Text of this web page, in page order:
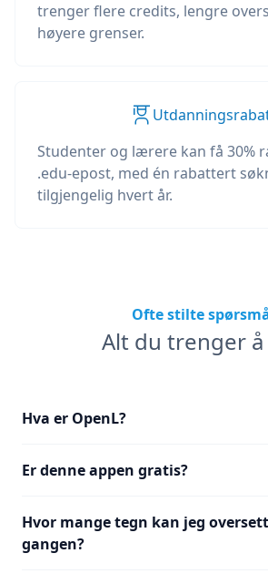
trenger flere credits, lengre
høyere grenser.
Studenter og lærere kan få 30%
.edu-epost, med én rabattert
tilgjengelig hvert år.
Ofte stilte
Alt du trenger
Hva er OpenL?
Er denne appen gratis?
Hvor mange tegn kan jeg
gangen?